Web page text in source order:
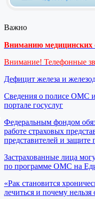
Важно
Вниманию медицинских
Внимание! Телефонные
Дефицит железа и
Сведения о полисе ОМС
портале госуслуг
Федеральным фондом
работе страховых
представителей и защите
Застрахованные лица
по программе ОМС на
«Рак становится
лечиться и почему нельзя